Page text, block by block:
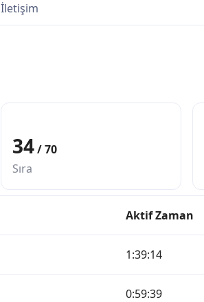
İletişim
34/ 70
Sıra
Aktif Zaman
1:39:14
0:59:39